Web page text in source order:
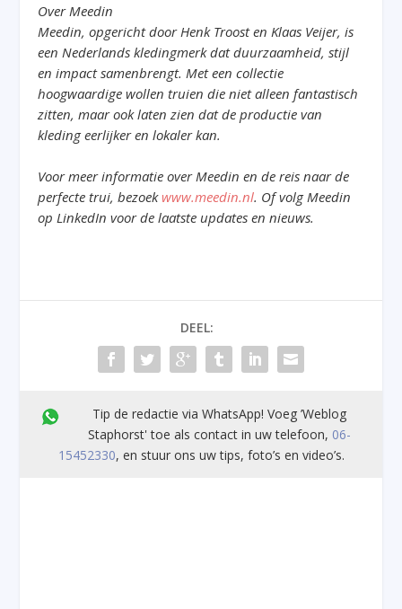
Over Meedin
Meedin, opgericht door Henk Troost en Klaas Veijer, is
een Nederlands kledingmerk dat duurzaamheid, stijl
en impact samenbrengt. Met een collectie
hoogwaardige wollen truien die niet alleen fantastisch
zitten, maar ooklaten zien dat de productie van
kleding eerlijker en lokaler kan.
Voor meer informatie over Meedin en de reis naar de
perfecte trui, bezoek www.meedin.nl. Of volg Meedin
op LinkedIn voor de laatste updates en nieuws.
DEEL:
Tip de redactie via WhatsApp! Voeg ’Weblog
Staphorst' toe als contact in uw telefoon, 06-
15452330, en stuur ons uw tips, foto’s en video’s.